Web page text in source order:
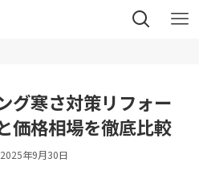
グ寒さ対策リフォー
価格相場を徹底比較
2025年9月30日